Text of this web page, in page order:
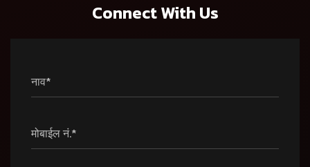
Connect With Us
नाव*
मोबाईल नं.*